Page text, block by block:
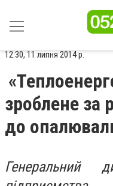
12:30, 11 липня 2014 р.
зроблене за
до
Генеральний